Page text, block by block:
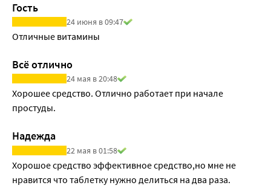
иммунный ответ организма. Способствует
противовирусному ответу. Поддерживает защитные
функции клеток врожденного иммунитета. Усиливает
меди. Витамин B2 повышает устойчивость к инфекциям,
усиливая работу иммунитета. Фолиевая кислота
поддерживает иммунитет. Необходима для правильного
деления и созревания иммунных клеток. Железо
способствует созреванию Т-клеток (клеток
приобретенного иммунитета). Необходимо для
осуществления антибактериальной защиты. Медь
обеспечивает антиоксидантную защиту, поддерживает
выработку антител и противовирусную защиту. Селен
Гость
24 июня в 09:47
Отличные витамины
Всё отлично
24 мая в 20:48
Хорошее средство. Отлично работает при начале
простуды.
Надежда
22 мая в 01:58
Хорошое средство эффективное средство,но мне не
нравится что таблетку нужно делиться на два раза.